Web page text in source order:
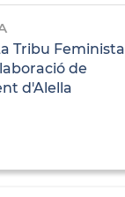
Tribu Feminista
de
d'Alella